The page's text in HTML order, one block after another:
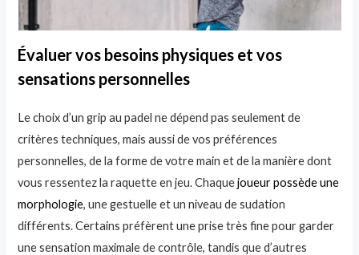
Évaluer vos besoins physiques et vos
sensations personnelles
Le choix d’un grip au padel ne dépend pas seulement de
critères techniques, mais aussi de vos préférences
personnelles, de la forme de votre main et de la manière dont
vous ressentez la raquette en jeu. Chaquejoueur possède une
morphologie, une gestuelle et un niveau de sudation
différents. Certains préfèrent une prise très fine pour garder
une sensation maximale de contrôle, tandis que d’autres